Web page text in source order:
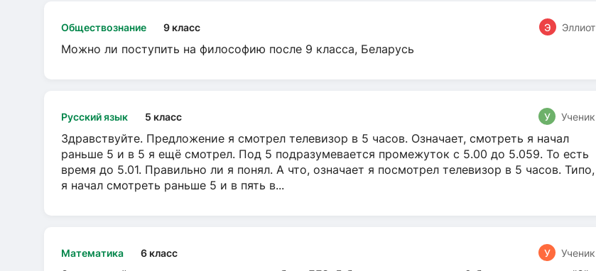
Обществознание 9 класс Э Эллиот
Можно ли поступить на философию после 9 класса, Беларусь
Русский язык 5 класс У Ученик
Здравствуйте. Предложение я смотрел телевизор в 5 часов. Означает, смотреть я начал
раньше 5 и в 5 я ещё смотрел. Под 5 подразумевается промежуток с 5.00 до 5.059. То есть
время до 5.01. Правильно ли я понял. А что, означает я посмотрел телевизор в 5 часов. Типо,
я начал смотреть раньше 5 и в пять в...
Математика 6 класс У Ученик